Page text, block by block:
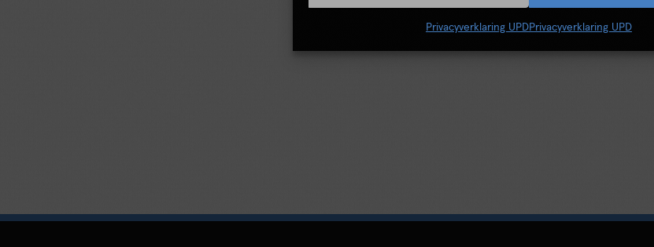
Privacyverklaring UPDPrivacyverklaring UPD